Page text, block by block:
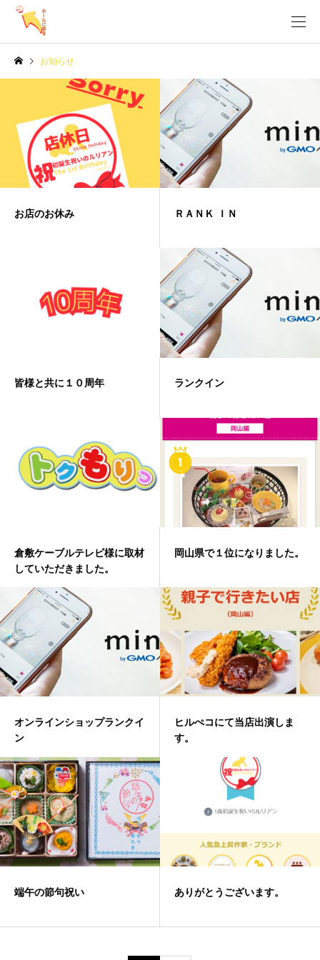
お知らせ
お店のお休み ＲＡＮＫ ＩＮ
皆様と共に１０周年 ランクイン
倉敷ケーブルテレビ様に取材
していただきました。
岡山県で１位になりました。
オンラインショップランクイ
ン
ヒルぺコにて当店出演しま
す。
端午の節句祝い ありがとうございます。